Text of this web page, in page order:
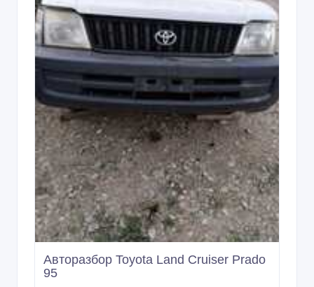
Авторазбор Toyota Land Cruiser Prado
95